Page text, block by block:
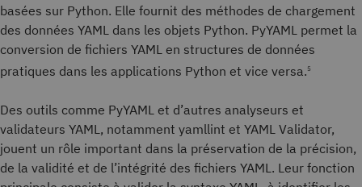
basées sur Python. Elle fournit des méthodes de chargement
des données YAML dans les objets Python. PyYAML permet la
conversion de fichiers YAML en structures de données
pratiques dans les applications Python et vice versa. 5
Des outils comme PyYAML et d’autres analyseurs et
validateurs YAML, notamment yamllint et YAML Validator,
jouent un rôle important dans la préservation de la précision,
de la validité et de l’intégrité des fichiers YAML. Leur fonction